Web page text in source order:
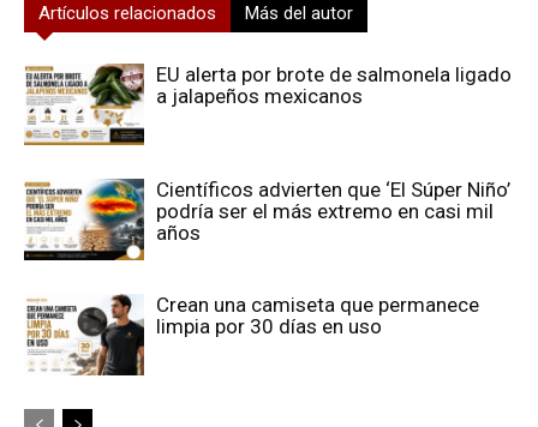
Artículos relacionados Más del autor
EU alerta por brote de salmonela ligado
a jalapeños mexicanos
Científicos advierten que ‘El Súper Niño’
podría ser el más extremo en casi mil
años
Crean una camiseta que permanece
limpia por 30 días en uso